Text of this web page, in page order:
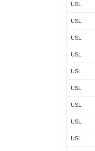
USL
USL
USL
USL
USL
USL
USL
USL
USL